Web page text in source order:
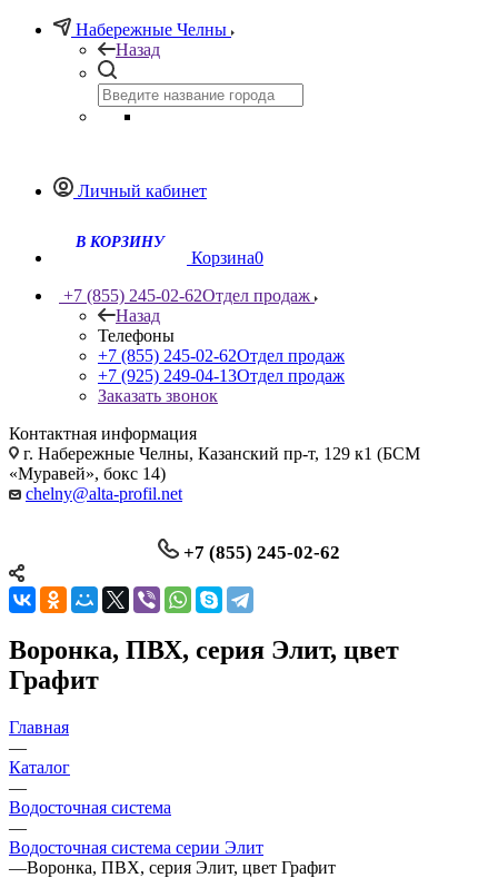
Набережные Челны
Назад
Личный кабинет
Корзина0
+7 (855) 245-02-62Отдел продаж
Назад
Телефоны
+7 (855) 245-02-62Отдел продаж
+7 (925) 249-04-13Отдел продаж
Заказать звонок
Контактная информация
г. Набережные Челны, Казанский пр-т, 129 к1 (БСМ
«Муравей», бокс 14)
chelny@alta-profil.net
+7 (855) 245-02-62
Воронка, ПВХ, серия Элит, цвет
Графит
Главная
—
Каталог
—
Водосточная система
—
Водосточная система серии Элит
—Воронка, ПВХ, серия Элит, цвет Графит